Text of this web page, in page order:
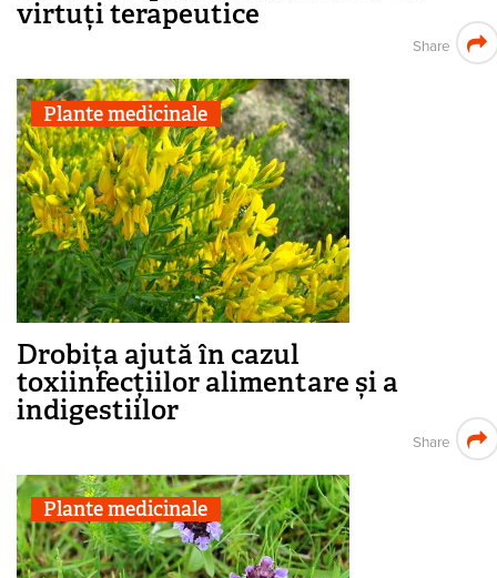
virtuți terapeutice
Share
Plante medicinale
Drobița ajută în cazul
toxiinfecțiilor alimentare și a
indigestiilor
Share
Plante medicinale